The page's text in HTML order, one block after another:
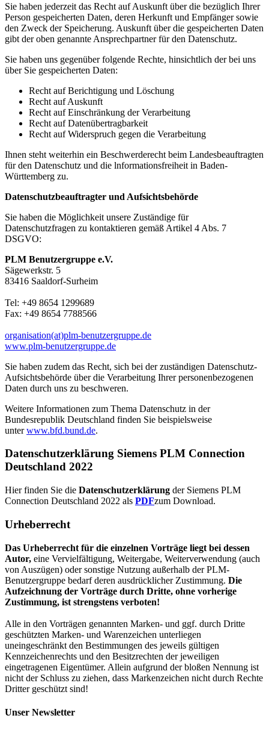
Sie haben jederzeit das Recht auf Auskunft über die bezüglich Ihrer
Person gespeicherten Daten, deren Herkunft und Empfänger sowie
den Zweck der Speicherung. Auskunft über die gespeicherten Daten
gibt der oben genannte Ansprechpartner für den Datenschutz.
Sie haben uns gegenüber folgende Rechte, hinsichtlich der bei uns
über Sie gespeicherten Daten:
Recht auf Berichtigung und Löschung
Recht auf Auskunft
Recht auf Einschränkung der Verarbeitung
Recht auf Datenübertragbarkeit
Recht auf Widerspruch gegen die Verarbeitung
Ihnen steht weiterhin ein Beschwerderecht beim Landesbeauftragten
für den Datenschutz und die lnformationsfreiheit in Baden-
Württemberg zu.
Datenschutzbeauftragter und Aufsichtsbehörde
Sie haben die Möglichkeit unsere Zuständige für
Datenschutzfragen zu kontaktieren gemäß Artikel 4 Abs. 7
DSGVO:
PLM Benutzergruppe e.V.
Sägewerkstr. 5
83416 Saaldorf-Surheim
Tel: +49 8654 1299689
Fax: +49 8654 7788566
organisation(at)plm-benutzergruppe.de
www.plm-benutzergruppe.de
Sie haben zudem das Recht, sich bei der zuständigen Datenschutz-
Aufsichtsbehörde über die Verarbeitung Ihrer personenbezogenen
Daten durch uns zu beschweren.
Weitere Informationen zum Thema Datenschutz in der
Bundesrepublik Deutschland finden Sie beispielsweise
unterwww.bfd.bund.de.
Datenschutzerklärung Siemens PLM Connection
Deutschland 2022
Hier finden Sie die Datenschutzerklärung der Siemens PLM
Connection Deutschland 2022 als PDFzum Download.
Urheberrecht
Das Urheberrecht für die einzelnen Vorträge liegt bei dessen
Autor, eine Vervielfältigung, Weitergabe, Weiterverwendung (auch
von Auszügen) oder sonstige Nutzung außerhalb der PLM-
Benutzergruppe bedarf deren ausdrücklicher Zustimmung. Die
Aufzeichnung der Vorträge durch Dritte, ohne vorherige
Zustimmung, ist strengstens verboten!
Alle in den Vorträgen genannten Marken- und ggf. durch Dritte
geschützten Marken- und Warenzeichen unterliegen
uneingeschränkt den Bestimmungen des jeweils gültigen
Kennzeichenrechts und den Besitzrechten der jeweiligen
eingetragenen Eigentümer. Allein aufgrund der bloßen Nennung ist
nicht der Schluss zu ziehen, dass Markenzeichen nicht durch Rechte
Dritter geschützt sind!
Unser Newsletter